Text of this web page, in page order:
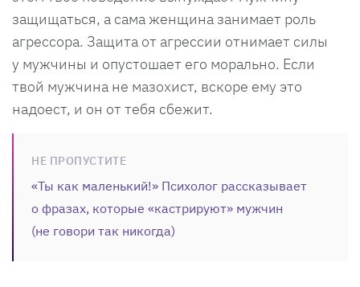
защищаться, а сама женщина занимает роль
агрессора. Защита от агрессии отнимает силы
у мужчины и опустошает его морально. Если
твой мужчина не мазохист, вскоре ему это
надоест, и он от тебя сбежит.
НЕ ПРОПУСТИТЕ
«Ты как маленький!» Психолог рассказывает
о фразах, которые «кастрируют» мужчин
(не говори так никогда)